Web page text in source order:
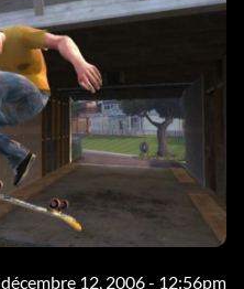
décembre 12, 2006 - 12:56pm